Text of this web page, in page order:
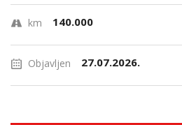
km 140.000
Objavljen 27.07.2026.